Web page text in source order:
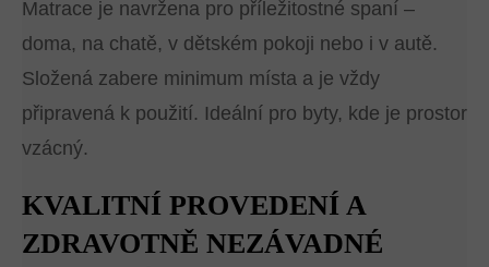
Matrace je navržena pro příležitostné spaní –
doma, na chatě, v dětském pokoji nebo i v autě.
Složená zabere minimum místa a je vždy
připravená k použití. Ideální pro byty, kde je prostor
vzácný.
KVALITNÍ PROVEDENÍ A
ZDRAVOTNĚ NEZÁVADNÉ